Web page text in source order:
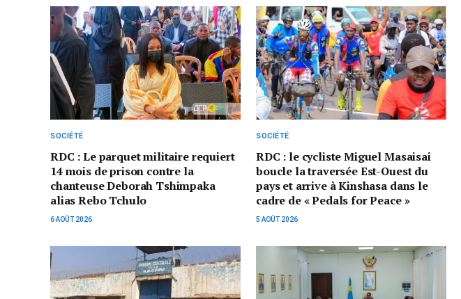
SOCIÉTÉ
RDC : Le parquet militaire requiert
14 mois de prison contre la
chanteuse Deborah Tshimpaka
alias Rebo Tchulo
6 AOÛT 2026
SOCIÉTÉ
RDC : le cycliste Miguel Masaisai
boucle la traversée Est-Ouest du
pays et arrive à Kinshasa dans le
cadre de « Pedals for Peace »
5 AOÛT 2026